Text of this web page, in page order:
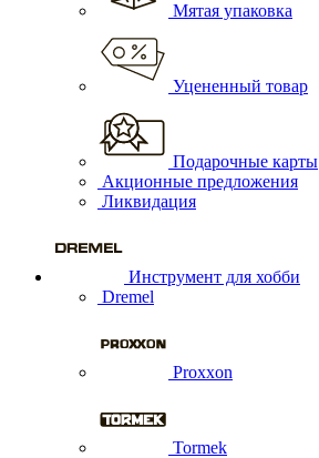
Мятая упаковка
Уцененный товар
Подарочные карты
Акционные предложения
Ликвидация
Инструмент для хобби
Dremel
Proxxon
Tormek